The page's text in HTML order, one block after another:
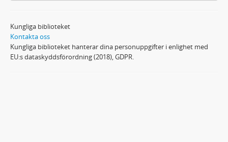
Kungliga biblioteket
Kontakta oss
Kungliga biblioteket hanterar dina personuppgifter i enlighet med
EU:s dataskyddsförordning (2018), GDPR.